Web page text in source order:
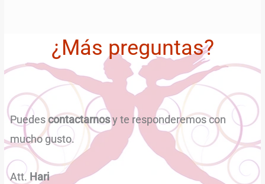
¿Más preguntas?
Puedescontactarnosy te responderemos con
mucho gusto.
Att. Hari